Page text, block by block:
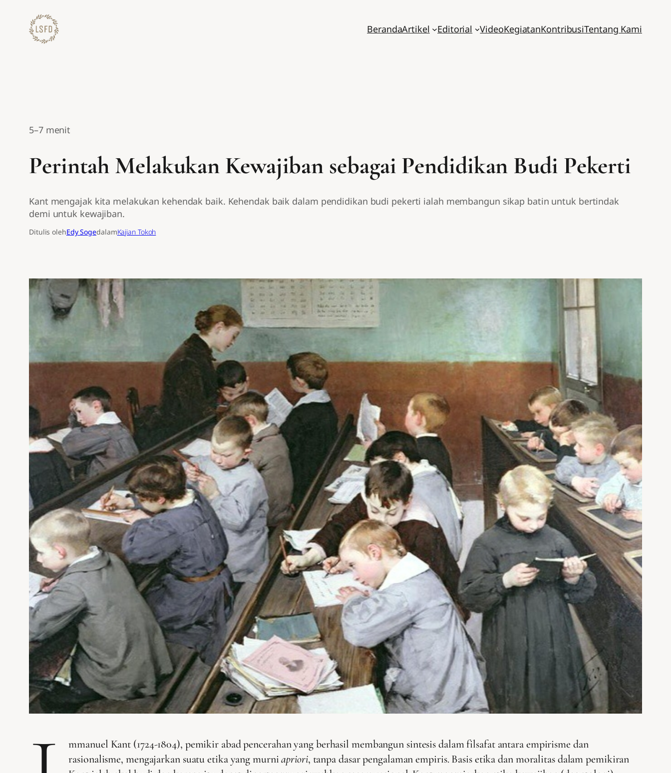
konten
BerandaArtikel Editorial VideoKegiatanKontribusiTentang Kami
5–7 menit
Perintah Melakukan Kewajiban sebagai Pendidikan Budi Pekerti
Kant mengajak kita melakukan kehendak baik. Kehendak baik dalam pendidikan budi pekerti ialah membangun sikap batin untuk bertindak
demi untuk kewajiban.
Ditulis olehEdy SogedalamKajian Tokoh
mmanuel Kant (1724-1804), pemikir abad pencerahan yang berhasil membangun sintesis dalam filsafat antara empirisme dan
rasionalisme, mengajarkan suatu etika yang murniapriori, tanpa dasar pengalaman empiris. Basis etika dan moralitas dalam pemikiran